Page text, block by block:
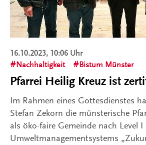
16.10.2023, 10:06 Uhr
Nachhaltigkeit
Bistum Münster
Pfarrei Heilig Kreuz ist
Im Rahmen eines Gottesdienstes
Stefan Zekorn die münsterische
als öko-faire Gemeinde nach Level I
Umweltmanagementsystems